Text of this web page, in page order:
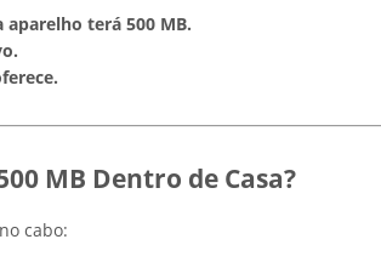
aparelho terá 500 MB.
MB Dentro de Casa?
cabo: